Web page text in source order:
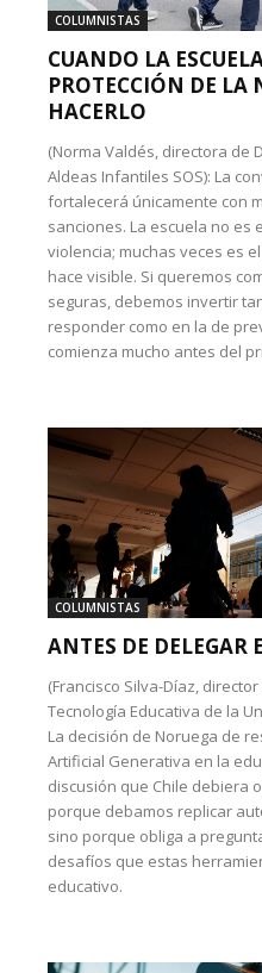
COLUMNISTAS
CUANDO LA
PROTECCIÓN DE LA
HACERLO
(Norma Valdés, directora de
Aldeas Infantiles SOS): La
fortalecerá únicamente con
sanciones. La escuela no es
violencia; muchas veces es
hace visible. Si queremos
seguras, debemos invertir
responder como en la de
comienza mucho antes del
COLUMNISTAS
ANTES DE DELEGAR
(Francisco Silva-Díaz,
Tecnología Educativa de la
La decisión de Noruega de
Artificial Generativa en la
discusión que Chile debiera
porque debamos replicar
sino porque obliga a
desafíos que estas
educativo.